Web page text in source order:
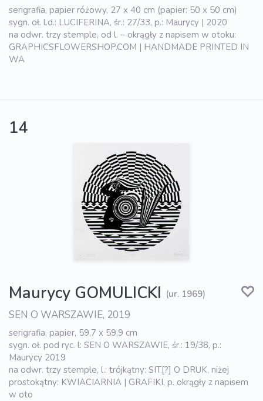
serigrafia, papier różowy, 27 x 40 cm (papier: 50 x 50 cm)
sygn. oł. l.d.: LUCIFERINA, śr.: 27/33, p.: Maurycy | 2020
na odwr. trzy stemple, od l. – okrągły z napisem w otoku:
GRAPHICSFLOWERSHOP.COM | HANDMADE PRINTED IN
WA
14
Maurycy GOMULICKI (ur. 1969)
SEN O WARSZAWIE, 2019
serigrafia, papier, 59,7 x 59,9 cm
sygn. oł. pod ryc. l: SEN O WARSZAWIE, śr.: 19/38, p.:
Maurycy 2019
na odwr. trzy stemple, l.: trójkątny: SIT[?] O DRUK, niżej
prostokątny: KWIACIARNIA | GRAFIKI, p. okrągły z napisem
w oto